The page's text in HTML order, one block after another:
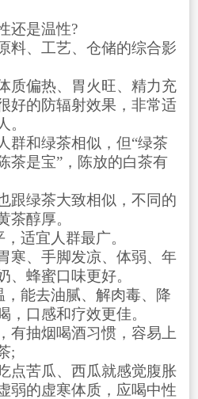
是温性?
、工艺、仓储的综合影
偏热、胃火旺、精力充
好的防辐射效果，非常适
。
和绿茶相似，但“绿茶
茶是宝”，陈放的白茶有
绿茶大致相似，不同的
茶醇厚。
适宜人群最广。
、手脚发凉、体弱、年
、蜂蜜口味更好。
能去油腻、解肉毒、降
，口感和疗效更佳。
有抽烟喝酒习惯，容易上
;
苦瓜、西瓜就感觉腹胀
弱的虚寒体质，应喝中性